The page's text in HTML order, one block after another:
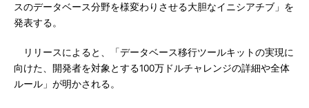
スのデータベース分野を様変わりさせる大胆なイニシアチブ」を
発表する。
リリースによると、「データベース移行ツールキットの実現に
向けた、開発者を対象とする100万ドルチャレンジの詳細や全体
ルール」が明かされる。